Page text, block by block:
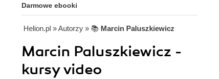
Darmowe ebooki
Helion.pl » Autorzy » 📚 Marcin Paluszkiewicz
Marcin Paluszkiewicz -
kursy video